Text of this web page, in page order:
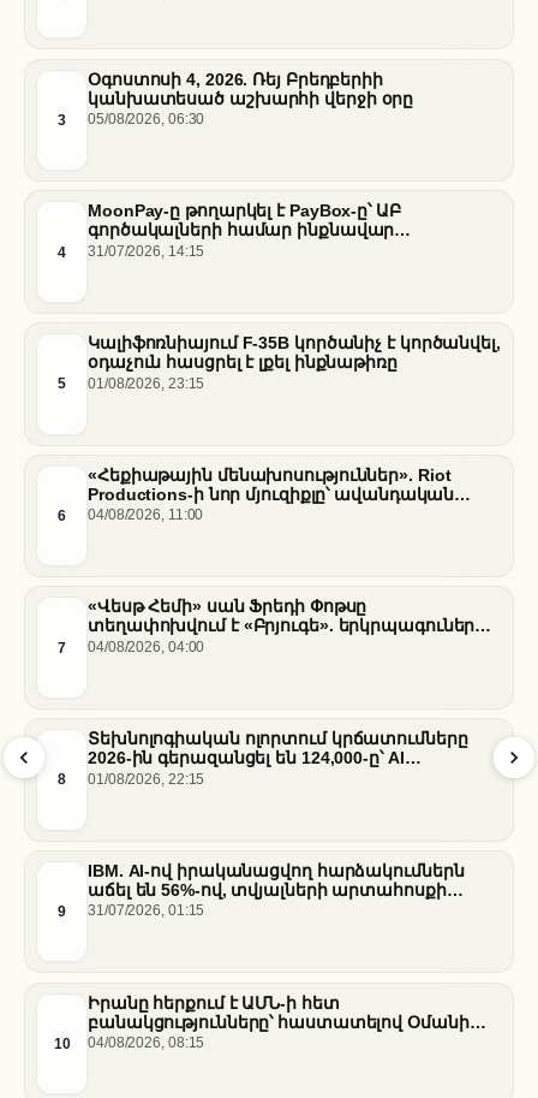
3
Օգոստոսի 4, 2026. Ռեյ Բրեդբերիի
կանխատեսած աշխարհի վերջի օրը
05/08/2026, 06:30
4
MoonPay-ը թողարկել է PayBox-ը՝ ԱԲ
գործակալների համար ինքնավար
ֆինանսական գործարքներ ապահովելու
31/07/2026, 14:15
5
Կալիֆոռնիայում F-35B կործանիչ է կործանվել,
օդաչուն հասցրել է լքել ինքնաթիռը
01/08/2026, 23:15
6
«Հեքիաթային մենախոսություններ». Riot
Productions-ի նոր մյուզիքլը՝ ավանդական
պատմությունների նոր վերաիմաստավորում
04/08/2026, 11:00
7
«Վեսթ Հեմի» սան Ֆրեդի Փոթսը
տեղափոխվում է «Բրյուգե». երկրպագուների
դժգոհությունը և ակումբի ռազմավարությունը
04/08/2026, 04:00
8
Տեխնոլոգիական ոլորտում կրճատումները
2026-ին գերազանցել են 124,000-ը՝ AI
ենթակառուցվածքների վերաբաշխման ֆոնին
01/08/2026, 22:15
9
IBM. AI-ով իրականացվող հարձակումներն
աճել են 56%-ով, տվյալների արտահոսքի
ծախսերը հասել են ռեկորդային մակարդակի
31/07/2026, 01:15
10
Իրանը հերքում է ԱՄՆ-ի հետ
բանակցությունները՝ հաստատելով Օմանի
միջնորդությամբ քննարկումները Հորմուզի
04/08/2026, 08:15